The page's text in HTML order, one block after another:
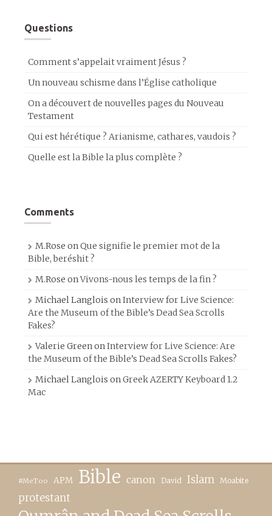
Questions
Comment s’appelait vraiment Jésus ?
Un nouveau schisme dans l’Église catholique
On a découvert de nouvelles pages du Nouveau
Testament
Qui est hérétique ? Arianisme, cathares, vaudois ?
Quelle est la Bible la plus complète ?
Comments
M.Rose onQue signifie le premier mot de la
Bible, beréshit ?
M.Rose onVivons-nous les temps de la fin ?
Michael Langlois onInterview for Live Science:
Are the Museum of the Bible’s Dead Sea Scrolls
Fakes?
Valerie GreenonInterview for Live Science: Are
the Museum of the Bible’s Dead Sea Scrolls Fakes?
Michael Langlois onGreek AZERTY Keyboard 1.2
Mac
#MeToo APM Bible canon David Islam Moabite
protestant